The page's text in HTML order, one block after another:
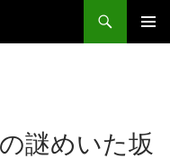
謎めいた坂